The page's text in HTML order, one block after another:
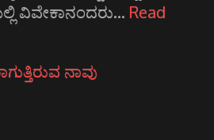
ವಿವೇಕಾನಂದರು… Read
ನಾವು